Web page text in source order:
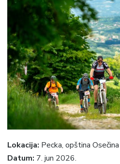
Lokacija: Pecka, opština Osečina
Datum: 7. jun 2026.